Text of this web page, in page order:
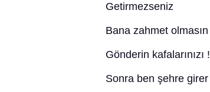
Getirmezseniz
Bana zahmet olmasın
Gönderin kafalarınızı !
Sonra ben şehre girer